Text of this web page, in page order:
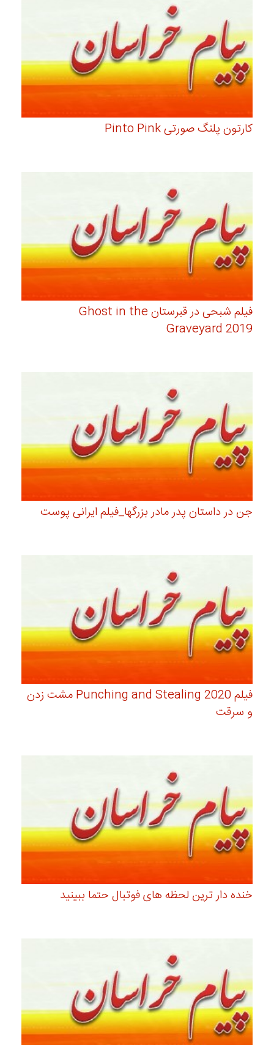
کارتون پلنگ صورتی Pinto Pink
فیلم شبحی در قبرستان Ghost in the
Graveyard 2019
جن در داستان پدر مادر بزرگها_فیلم ایرانی پوست
فیلم Punching and Stealing 2020 مشت زدن
و سرقت
خنده دار ترین لحظه های فوتبال حتما ببینید